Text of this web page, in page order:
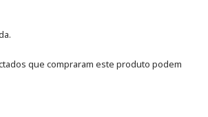
que compraram este produto podem